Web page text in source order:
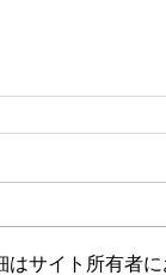
サイト所有者